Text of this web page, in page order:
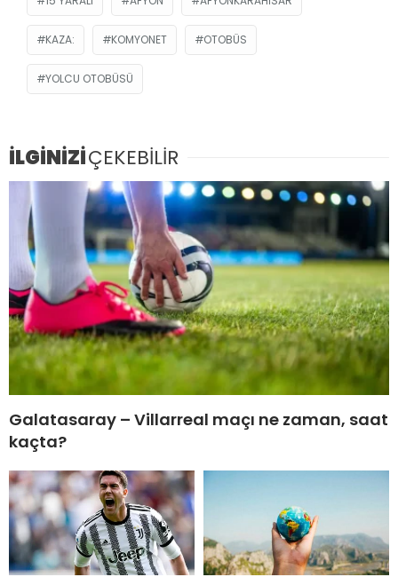
KAZA: KOMYONET OTOBÜS
YOLCU OTOBÜSÜ
İLGİNİZİÇEKEBİLİR
Galatasaray – Villarreal maçı ne zaman, saat
kaçta?